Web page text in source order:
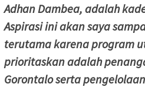
Adhan Dambea, adalah
Aspirasi ini akan saya
terutama karena program
prioritaskan adalah
Gorontalo serta